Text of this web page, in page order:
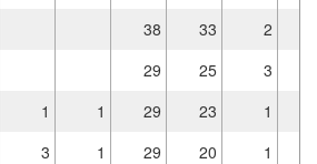
38 33
2
29 25
3
1 1 29 23
1
3 1 29 20
1